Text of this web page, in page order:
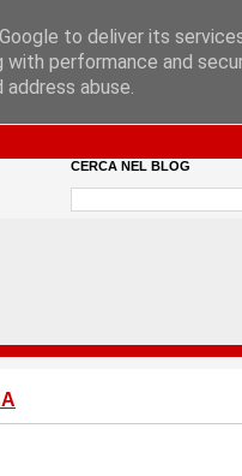
CERCA NEL BLOG
to deliver its
with performance and
abuse.